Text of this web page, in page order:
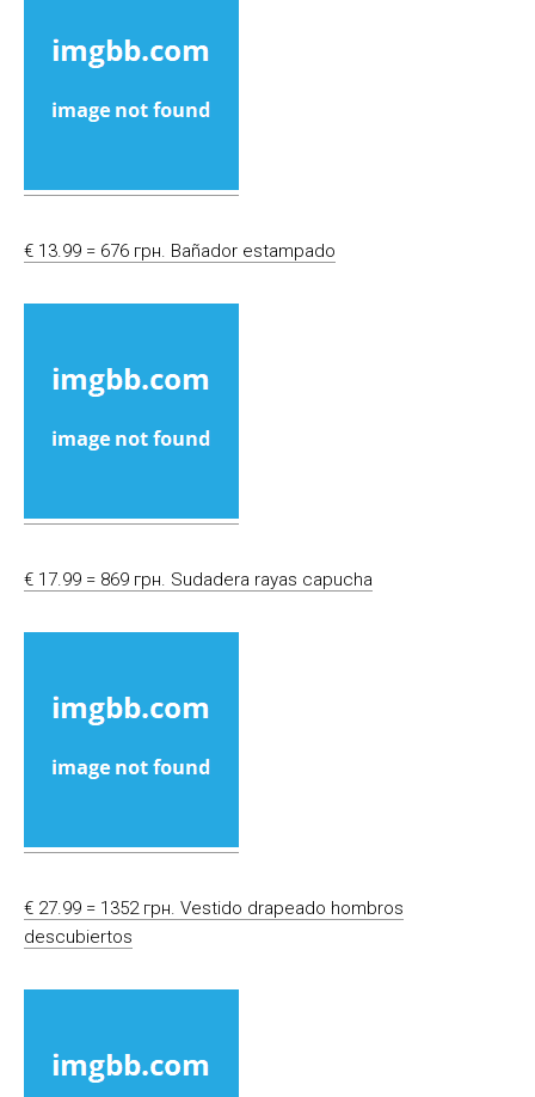
€ 13.99 = 676 грн. Bañador estampado
€ 17.99 = 869 грн. Sudadera rayas capucha
€ 27.99 = 1352 грн. Vestido drapeado hombros
descubiertos